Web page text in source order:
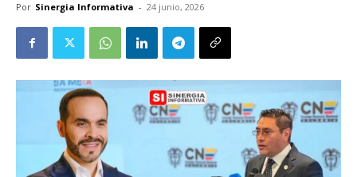
Por Sinergia Informativa - 24 junio, 2026